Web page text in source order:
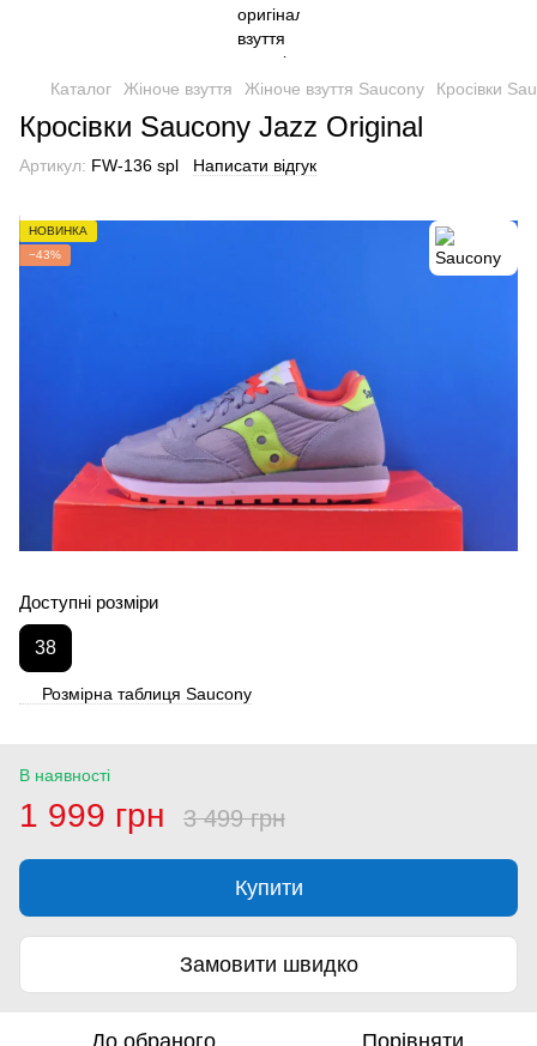
Каталог Жіноче взуття Жіноче взуття Saucony Кросівки
Кросівки Saucony Jazz Original
Артикул: FW-136 spl Написати відгук
НОВИНКА
−43%
Доступні розміри
38
Розмірна таблиця Saucony
В наявності
1 999 грн 3 499 грн
Купити
Замовити швидко